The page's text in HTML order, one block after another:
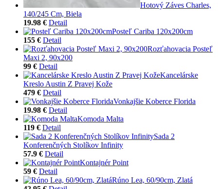
Hotový Záves Charles,
140/245 Cm, Biela
19.98 € Detail
Posteľ Cariba 120x200cm
155 € Detail
Rozťahovacia Posteľ
Maxi 2, 90x200
99 € Detail
Kancelárske
Kreslo Austin Z Pravej Kože
479 € Detail
Vonkajšie Koberce Florida
19.98 € Detail
Komoda Malta
119 € Detail
Sada 2
Konferenčných Stolíkov Infinity
57.9 € Detail
Kontajnér Point
59 € Detail
Rúno Lea, 60/90cm, Zlatá